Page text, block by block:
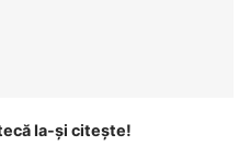
Ia-și citește!